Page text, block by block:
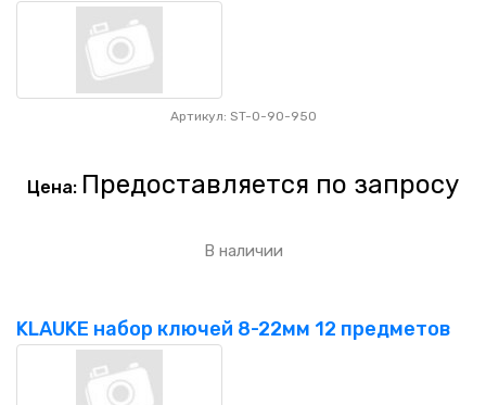
Артикул: ST-0-90-950
Цена: Предоставляется по запросу
В наличии
KLAUKE набор ключей 8-22мм 12 предметов